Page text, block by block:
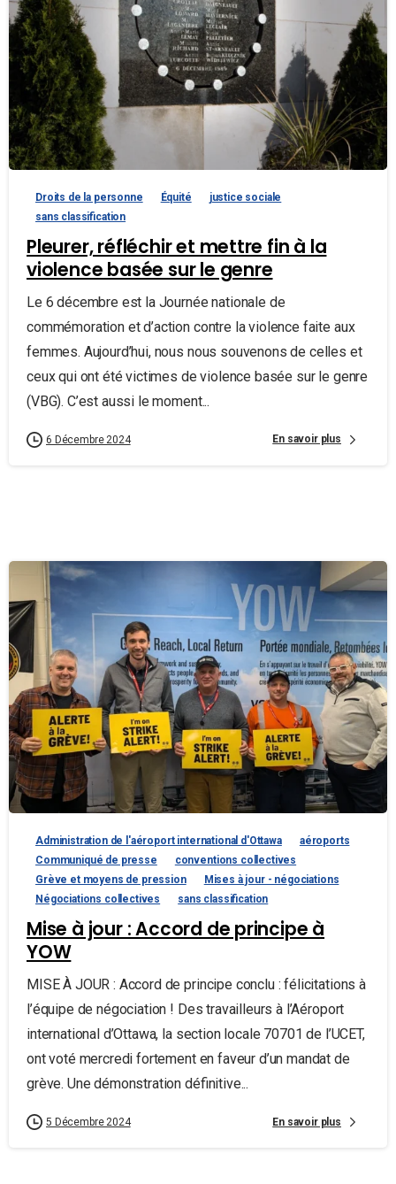
Droits de la personne Équité
justice sociale
sans classification
Pleurer, réfléchir et mettre fin à la
violence basée sur le genre
Le 6 décembre est la Journée nationale de
commémoration et d’action contre la violence faite aux
femmes. Aujourd’hui, nous nous souvenons de celles et
ceux qui ont été victimes de violence basée sur le genre
(VBG). C’est aussi le moment...
6 Décembre 2024 En savoir plus
Administration de l'aéroport international d'Ottawa
aéroports
Communiqué de presse
conventions collectives
Grève et moyens de pression
Mises à jour - négociations
Négociations collectives
sans classification
Mise à jour : Accord de principe à
YOW
MISE À JOUR : Accord de principe conclu : félicitations à
l’équipe de négociation ! Des travailleurs à l’Aéroport
international d’Ottawa, la section locale 70701 de l’UCET,
ont voté mercredi fortement en faveur d’un mandat de
grève. Une démonstration définitive...
5 Décembre 2024 En savoir plus